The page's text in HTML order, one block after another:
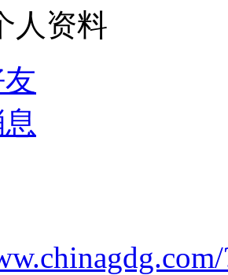
人资料